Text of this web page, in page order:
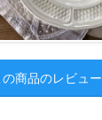
の商品のレビュ